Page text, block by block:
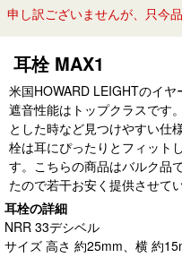
申し訳ございませんが、只今品
耳栓 MAX1
米国HOWARD LEIGHTのイ
遮音性能はトップクラスです
とした時など見つけやすい仕
栓は耳にぴったりとフィット
す。こちらの商品はバルク品
たので若干お安く提供させて
耳栓の詳細
NRR 33デシベル
サイズ 高さ 約25mm、横 約